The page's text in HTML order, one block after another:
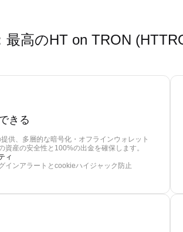
最高のHT on TRON
きる
供、多層的な暗号化・オフラインウォレット
資産の安全性と100%の出金を確保します。
ィ
インアラートとcookieハイジャック防止